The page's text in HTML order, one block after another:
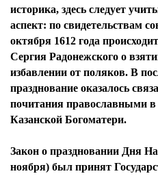
историка, здесь следует
аспект: по свидетельствам
октября 1612 года
Сергия Радонежского о
избавлении от поляков. В
празднование оказалось
почитания православными в
Казанской Богоматери.
Закон о праздновании Дня
ноября) был принят